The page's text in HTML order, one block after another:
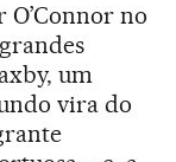
no
um
vira do